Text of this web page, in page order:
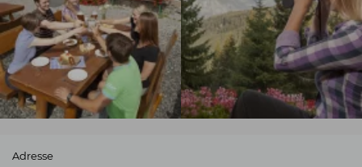
Adresse